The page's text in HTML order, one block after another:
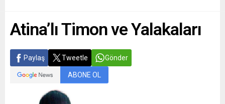
Atina’lı Timon ve Yalakaları
Paylaş Tweetle Gönder
ABONE OL